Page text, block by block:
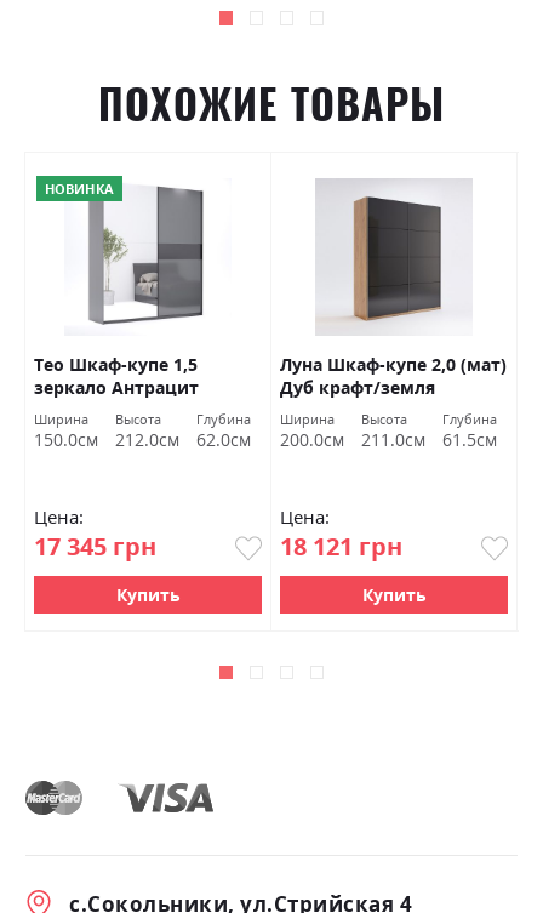
ПОХОЖИЕ ТОВАРЫ
НОВИНКА
Тео Шкаф-купе 1,5
зеркало Антрацит
Глянец/Графит
Миромарк
Ширина
150.0см
Высота
212.0см
Глубина
62.0см
Цена:
17 345 грн
Купить
Луна Шкаф-купе 2,0 (мат)
Дуб крафт/земля
Миромарк
Ширина
200.0см
Высота
211.0см
Глубина
61.5см
Цена:
18 121 грн
Купить
с.Сокольники, ул.Стрийская 4